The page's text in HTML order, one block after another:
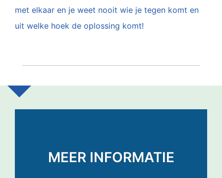
met elkaar en je weet nooit wie je tegen komt en
uit welke hoek de oplossing komt!
MEER INFORMATIE